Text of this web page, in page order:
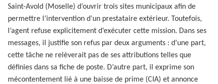
Saint-Avold (Moselle) d’ouvrir trois sites municipaux afin de
permettre l’intervention d’un prestataire extérieur. Toutefois,
l’agent refuse explicitement d’exécuter cette mission. Dans ses
messages, il justifie son refus par deux arguments : d’une part,
cette tâche ne relèverait pas de ses attributions telles que
définies dans sa fiche de poste. D’autre part, il exprime son
mécontentement lié à une baisse de prime (CIA) et annonce